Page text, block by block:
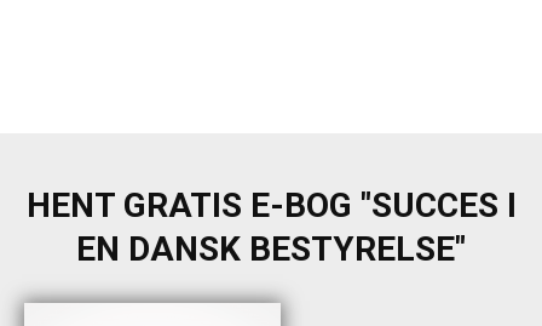
HENT GRATIS E-BOG "SUCCES I
EN DANSK BESTYRELSE"